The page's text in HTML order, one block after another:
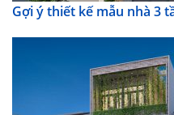
Gợi ý thiết kế mẫu nhà 3